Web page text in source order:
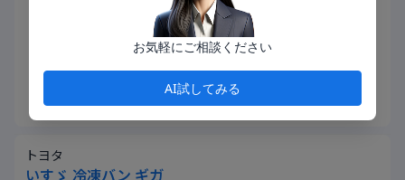
支払総額 (税込)
ASK
住所 静岡県
トヨタ
いすゞ 冷凍バン ギガ
お気軽にご相談ください
AI試してみる